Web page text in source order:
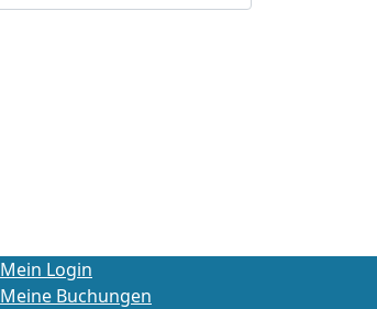
Mein Login
Meine Buchungen